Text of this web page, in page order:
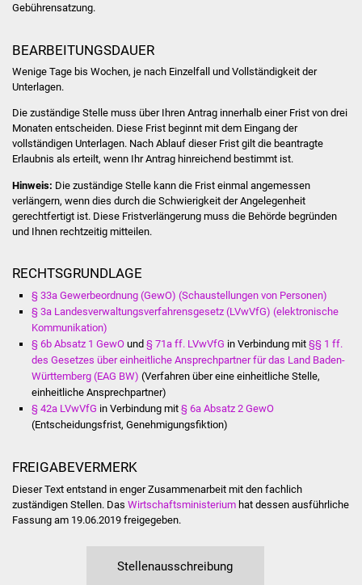
Erlebnisregion
Schwäbischer Albtrauf
Route der
Industriekultur
Senioren
Sommerwochen für
Seniorenwohn- und
Familien
Kinder und Jugendliche
Gebührensatzung.
BEARBEITUNGSDAUER
Wenige Tage bis Wochen, je nach Einzelfall und Vollständigkeit der
Unterlagen.
Die zuständige Stelle muss über Ihren Antrag innerhalb einer Frist von drei
Monaten entscheiden. Diese Frist beginnt mit dem Eingang der
vollständigen Unterlagen. Nach Ablauf dieser Frist gilt die beantragte
Erlaubnis als erteilt, wenn Ihr Antrag hinreichend bestimmt ist.
Hinweis: Die zuständige Stelle kann die Frist einmal angemessen
verlängern, wenn dies durch die Schwierigkeit der Angelegenheit
gerechtfertigt ist. Diese Fristverlängerung muss die Behörde begründen
und Ihnen rechtzeitig mitteilen.
RECHTSGRUNDLAGE
§ 33a Gewerbeordnung (GewO) (Schaustellungen von Personen)
§ 3a Landesverwaltungsverfahrensgesetz (LVwVfG) (elektronische
Kommunikation)
§ 6b Absatz 1 GewOund § 71a ff. LVwVfG in Verbindung mit §§ 1 ff.
des Gesetzes über einheitliche Ansprechpartner für das Land Baden-
Württemberg (EAG BW) (Verfahren über eine einheitliche Stelle,
einheitliche Ansprechpartner)
§ 42a LVwVfG in Verbindung mit § 6a Absatz 2 GewO
(Entscheidungsfrist, Genehmigungsfiktion)
FREIGABEVERMERK
Dieser Text entstand in enger Zusammenarbeit mit den fachlich
zuständigen Stellen. Das Wirtschaftsministeriumhat dessen ausführliche
Fassung am 19.06.2019 freigegeben.
Stellenausschreibung